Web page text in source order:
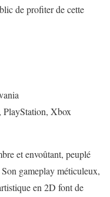
de profiter de cette
, PlayStation, Xbox
et envoûtant, peuplé
Son gameplay méticuleux,
en 2D font de